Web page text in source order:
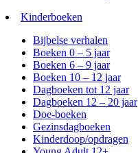
Kinderboeken
Bijbelse verhalen
Boeken 0 – 5 jaar
Boeken 6 – 9 jaar
Boeken 10 – 12 jaar
Dagboeken tot 12 jaar
Dagboeken 12 – 20 jaar
Doe-boeken
Gezinsdagboeken
Kinderdoop/opdragen